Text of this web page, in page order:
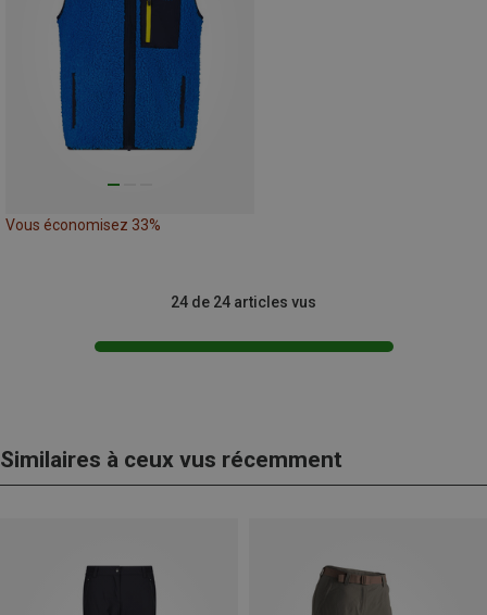
Vous économisez 33%
24 de 24 articles vus
Similaires à ceux vus récemment